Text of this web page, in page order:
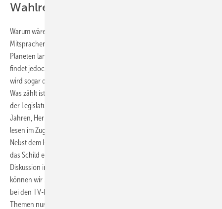
Wahlrecht für junge Menschen
Warum wäre es wichtig, den jungen Menschen politisches
Mitspracherecht zu geben? Weil sie diejenigen sind, die diesen
Planeten langfristig bewohnen wollen. Die langfristige Perspektive
findet jedoch kaum Beachtung im aktuellen Wahlkampf. Tatsächlich
wird sogar die kurz- bis mittelfristige Situation diesmal ausgeblendet.
Was zählt ist Stimmenfang für die Wahl. Wie die nächsten vier Jahre
der Legislaturperiode aussehen sollen, ist unklar. „Wer pflegt Sie in 10
Jahren, Herr Merz?“ war auf dem Schild eines Demonstranten zu
lesen im Zuge der Demos gegen Rechts in den vergangenen Wochen.
Nebst dem Hinweis auf das Alter des Unions-Kanzlerkandidaten gibt
das Schild einen Hinweis auf eine völlig absurde Verschiebung der
Diskussion in diesem Wahlkampf, der nur ein Thema kennt: Wie
können wir Migration stoppen? Auch die Fragen der Moderator:innen
bei den TV-Duellen der Kanzlerkandidat:innen brachten andere
Themen nur für Sekunden mit ins Spiel, etwa die Mietpreissteigerung,